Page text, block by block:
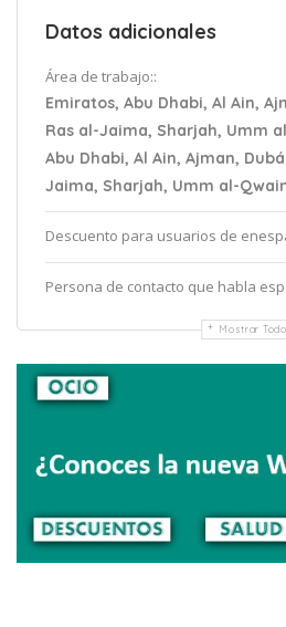
Datos adicionales
Área de trabajo::
Emiratos, Abu Dhabi, Al Ain,
Ras al-Jaima, Sharjah, Umm
Abu Dhabi, Al Ain, Ajman,
Jaima, Sharjah, Umm al-
Descuento para usuarios de
Persona de contacto que habla
Mostrar Todo